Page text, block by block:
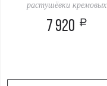
растушёвки кремовых
текстур
7 920 a